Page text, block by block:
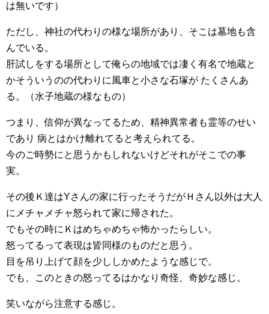
は無いです）
ただし、神社の代わりの様な場所があり、そこは墓地も含
んでいる。
肝試しをする場所として俺らの地域では凄く有名で地蔵と
かそういうのの代わりに風車と小さな石塚が たくさんあ
る。（水子地蔵の様なもの）
つまり、信仰が異なってるため、精神異常者も霊等のせい
であり 病とはかけ離れてると考えられてる。
今のご時勢にと思うかもしれないけどそれがそこでの事
実。
その後Ｋ達はYさんの家に行ったそうだがＨさん以外は大人
にメチャメチャ怒られて家に帰された。
でもその時にＫはめちゃめちゃ怖かったらしい。
怒ってるって表現は皆同様のものだと思う。
目を吊り上げて顔を少ししかめたような感じで。
でも、このときの怒ってるはかなり奇怪、奇妙な感じ。
笑いながら注意する感じ。